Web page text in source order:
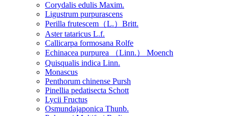
Corydalis edulis Maxim.
Ligustrum purpurascens
Perilla frutescem（L.）Britt.
Aster tataricus L.f.
Callicarpa formosana Rolfe
Echinacea purpurea （Linn.） Moench
Quisqualis indica Linn.
Monascus
Penthorum chinense Pursh
Pinellia pedatisecta Schott
Lycii Fructus
Osmundajaponica Thunb.